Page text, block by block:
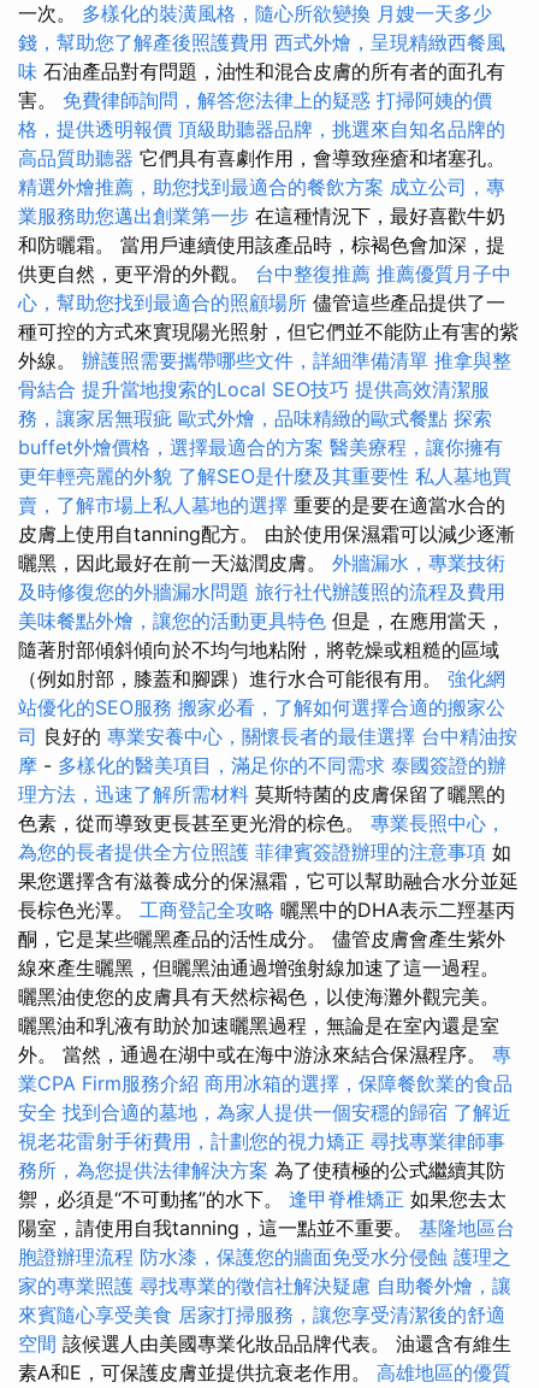
一次。 多樣化的裝潢風格，隨心所欲變換 月嫂一天多少
錢，幫助您了解產後照護費用 西式外燴，呈現精緻西餐風
味 石油產品對有問題，油性和混合皮膚的所有者的面孔有
害。 免費律師詢問，解答您法律上的疑惑 打掃阿姨的價
格，提供透明報價 頂級助聽器品牌，挑選來自知名品牌的
高品質助聽器 它們具有喜劇作用，會導致痤瘡和堵塞孔。
精選外燴推薦，助您找到最適合的餐飲方案 成立公司，專
業服務助您邁出創業第一步 在這種情況下，最好喜歡牛奶
和防曬霜。 當用戶連續使用該產品時，棕褐色會加深，提
供更自然，更平滑的外觀。 台中整復推薦 推薦優質月子中
心，幫助您找到最適合的照顧場所 儘管這些產品提供了一
種可控的方式來實現陽光照射，但它們並不能防止有害的紫
外線。 辦護照需要攜帶哪些文件，詳細準備清單 推拿與整
骨結合 提升當地搜索的Local SEO技巧 提供高效清潔服
務，讓家居無瑕疵 歐式外燴，品味精緻的歐式餐點 探索
buffet外燴價格，選擇最適合的方案 醫美療程，讓你擁有
更年輕亮麗的外貌 了解SEO是什麼及其重要性 私人墓地買
賣，了解市場上私人墓地的選擇 重要的是要在適當水合的
皮膚上使用自tanning配方。 由於使用保濕霜可以減少逐漸
曬黑，因此最好在前一天滋潤皮膚。 外牆漏水，專業技術
及時修復您的外牆漏水問題 旅行社代辦護照的流程及費用
美味餐點外燴，讓您的活動更具特色 但是，在應用當天，
隨著肘部傾斜傾向於不均勻地粘附，將乾燥或粗糙的區域
（例如肘部，膝蓋和腳踝）進行水合可能很有用。 強化網
站優化的SEO服務 搬家必看，了解如何選擇合適的搬家公
司 良好的 專業安養中心，關懷長者的最佳選擇 台中精油按
摩 - 多樣化的醫美項目，滿足你的不同需求 泰國簽證的辦
理方法，迅速了解所需材料 莫斯特菌的皮膚保留了曬黑的
色素，從而導致更長甚至更光滑的棕色。 專業長照中心，
為您的長者提供全方位照護 菲律賓簽證辦理的注意事項 如
果您選擇含有滋養成分的保濕霜，它可以幫助融合水分並延
長棕色光澤。 工商登記全攻略 曬黑中的DHA表示二羥基丙
酮，它是某些曬黑產品的活性成分。 儘管皮膚會產生紫外
線來產生曬黑，但曬黑油通過增強射線加速了這一過程。
曬黑油使您的皮膚具有天然棕褐色，以使海灘外觀完美。
曬黑油和乳液有助於加速曬黑過程，無論是在室內還是室
外。 當然，通過在湖中或在海中游泳來結合保濕程序。 專
業CPA Firm服務介紹 商用冰箱的選擇，保障餐飲業的食品
安全 找到合適的墓地，為家人提供一個安穩的歸宿 了解近
視老花雷射手術費用，計劃您的視力矯正 尋找專業律師事
務所，為您提供法律解決方案 為了使積極的公式繼續其防
禦，必須是“不可動搖”的水下。 逢甲脊椎矯正 如果您去太
陽室，請使用自我tanning，這一點並不重要。 基隆地區台
胞證辦理流程 防水漆，保護您的牆面免受水分侵蝕 護理之
家的專業照護 尋找專業的徵信社解決疑慮 自助餐外燴，讓
來賓隨心享受美食 居家打掃服務，讓您享受清潔後的舒適
空間 該候選人由美國專業化妝品品牌代表。 油還含有維生
素A和E，可保護皮膚並提供抗衰老作用。 高雄地區的優質